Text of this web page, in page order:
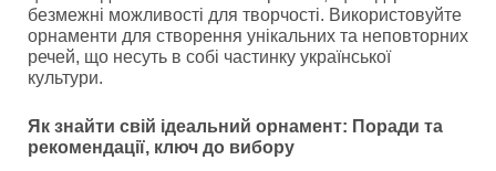
безмежні можливості для творчості. Використовуйте
орнаменти для створення унікальних та неповторних
речей, що несуть в собі частинку української
культури.
Як знайти свій ідеальний орнамент: Поради та
рекомендації, ключ до вибору